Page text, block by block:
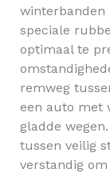
winterbanden
speciale
optimaal te
remweg
een auto met
gladde
tussen veilig
verstandig